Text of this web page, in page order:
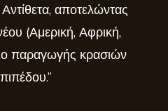
αποτελώντας
(Αμερική, Αφρική,
παραγωγής κρασιών